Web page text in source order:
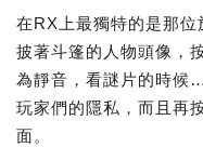
在RX上最獨特的是那
披著斗篷的人物頭像，
為靜音，看謎片的時候
玩家們的隱私，而且再
面。